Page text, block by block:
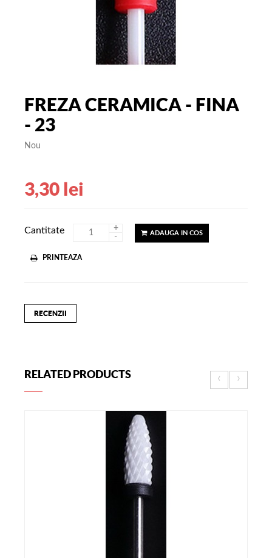
FREZA CERAMICA - FINA
- 23
Nou
3,30 lei
Cantitate
+
-
ADAUGA IN COS
PRINTEAZA
RECENZII
RELATED PRODUCTS ‹ ›